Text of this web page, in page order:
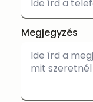
Megjegyzés